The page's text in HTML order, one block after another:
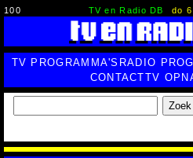
100 TV en Radio DB do
TV PROGRAMMA'S RADIO
CONTACTTV
Zoek